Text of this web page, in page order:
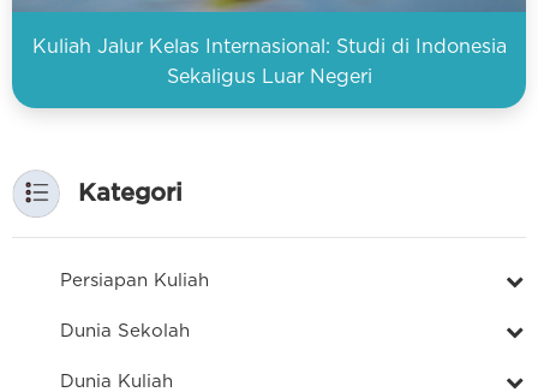
Kuliah Jalur Kelas Internasional: Studi di Indonesia
Sekaligus Luar Negeri
Kategori
Persiapan Kuliah
Dunia Sekolah
Dunia Kuliah